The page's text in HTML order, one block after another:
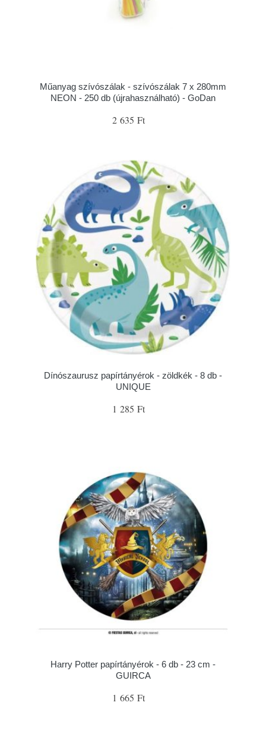
Műanyag szívószálak - szívószálak 7 x 280mm
NEON - 250 db (újrahasználható) - GoDan
2 635 Ft
Dínószaurusz papírtányérok - zöldkék - 8 db -
UNIQUE
1 285 Ft
Harry Potter papírtányérok - 6 db - 23 cm -
GUIRCA
1 665 Ft